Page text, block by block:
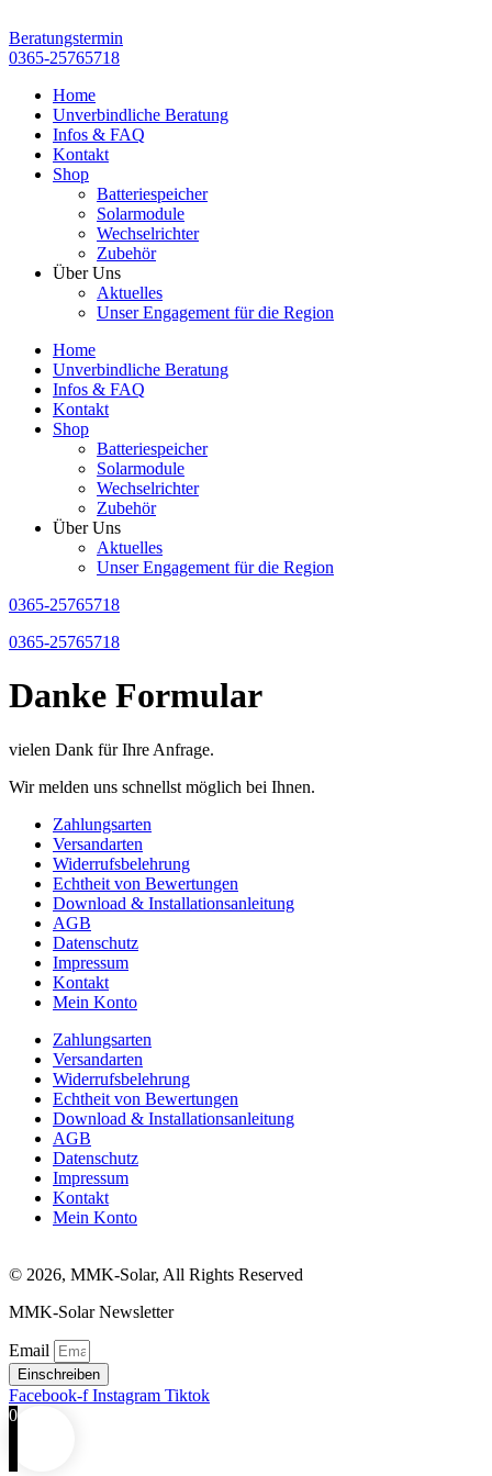
Inhalt
springen
Beratungstermin
0365-25765718
Home
Unverbindliche Beratung
Infos & FAQ
Kontakt
Shop
Batteriespeicher
Solarmodule
Wechselrichter
Zubehör
Über Uns
Aktuelles
Unser Engagement für die Region
Home
Unverbindliche Beratung
Infos & FAQ
Kontakt
Shop
Batteriespeicher
Solarmodule
Wechselrichter
Zubehör
Über Uns
Aktuelles
Unser Engagement für die Region
0365-25765718
0365-25765718
Danke Formular
vielen Dank für Ihre Anfrage.
Wir melden uns schnellst möglich bei Ihnen.
Zahlungsarten
Versandarten
Widerrufsbelehrung
Echtheit von Bewertungen
Download & Installationsanleitung
AGB
Datenschutz
Impressum
Kontakt
Mein Konto
Zahlungsarten
Versandarten
Widerrufsbelehrung
Echtheit von Bewertungen
Download & Installationsanleitung
AGB
Datenschutz
Impressum
Kontakt
Mein Konto
© 2026, MMK-Solar, All Rights Reserved
MMK-Solar Newsletter
Email
Einschreiben
Facebook-f Instagram Tiktok
0